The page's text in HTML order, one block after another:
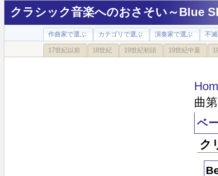
クラシック音楽へのおさそい～Blue
作曲家で選ぶ カテゴリで選ぶ 演奏家で選ぶ 不
17世紀以前 18世紀 19世紀初頭 19世紀中葉
曲
ベ
ク